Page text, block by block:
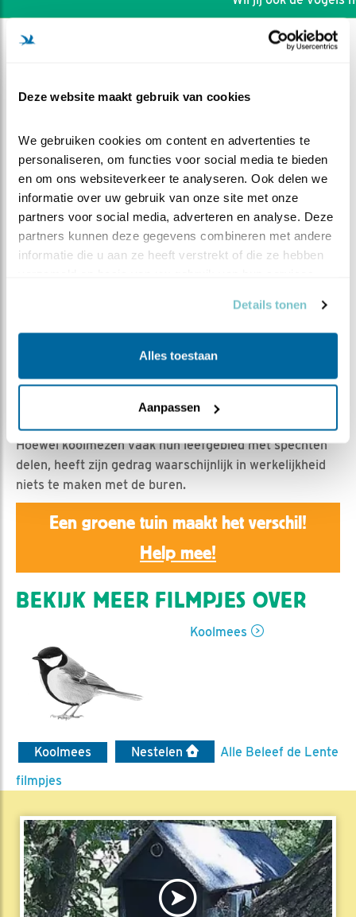
Deze website maakt gebruik van cookies
We gebruiken cookies om content en advertenties te
personaliseren, om functies voor social media te bieden
en om ons websiteverkeer te analyseren. Ook delen we
informatie over uw gebruik van onze site met onze
partners voor social media, adverteren en analyse. Deze
partners kunnen deze gegevens combineren met andere
informatie die u aan ze heeft verstrekt of die ze hebben
Details tonen
Alles toestaan
Aanpassen
Student van de specht
Rebeka Kulcsar | Geplaatst op 11 april 2026, 17:29 |
Vind ik leuk| Bewaar dit filmpje|
173x
Ontmoet mannetje koolmees! Hij is de laatste dagen
vaak druk met tikken aan de rand van de vlieggat.
Hoewel koolmezen vaak hun leefgebied met spechten
delen, heeft zijn gedrag waarschijnlijk in werkelijkheid
niets te maken met de buren.
Een groene tuin maakt het verschil!
Help mee!
BEKIJK MEER FILMPJES OVER
Koolmees
Koolmees Nestelen
Alle Beleef de Lente
filmpjes